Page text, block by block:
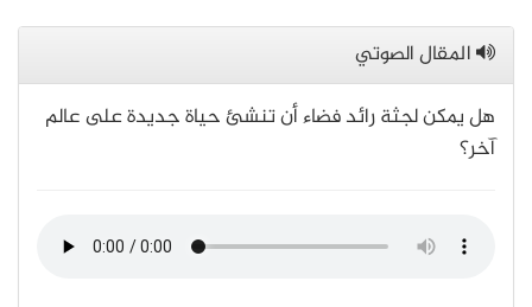
المقال الصوتي
هل يمكن لجثة رائد فضاء أن تنشئ حياة جديدة على عالم
آخر؟